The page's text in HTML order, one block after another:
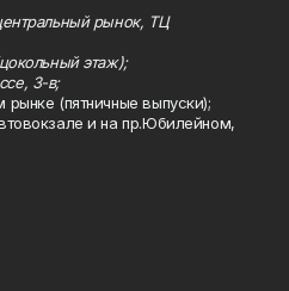
рынок, ТЦ
этаж);
3-в;
рынке (пятничные выпуски);
и на пр.Юбилейном,